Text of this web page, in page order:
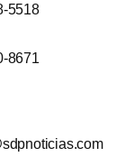
5518
8671